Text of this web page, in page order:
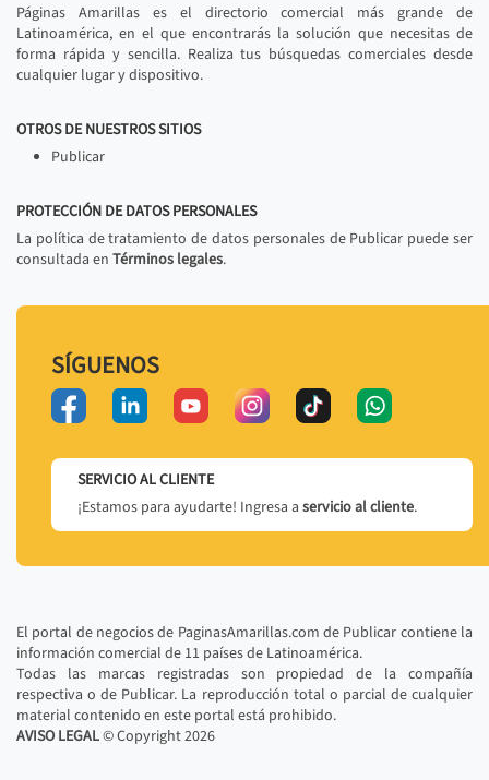
Páginas Amarillas es el directorio comercial más grande de
Latinoamérica, en el que encontrarás la solución que necesitas de
forma rápida y sencilla. Realiza tus búsquedas comerciales desde
cualquier lugar y dispositivo.
OTROS DE NUESTROS SITIOS
Publicar
PROTECCIÓN DE DATOS PERSONALES
La política de tratamiento de datos personales de Publicar puede ser
consultada en Términos legales.
SÍGUENOS
SERVICIO AL CLIENTE
¡Estamos para ayudarte! Ingresa a servicio al cliente.
El portal de negocios de PaginasAmarillas.com de Publicar contiene la
información comercial de 11 países de Latinoamérica.
Todas las marcas registradas son propiedad de la compañía
respectiva o de Publicar. La reproducción total o parcial de cualquier
material contenido en este portal está prohibido.
AVISO LEGAL© Copyright2026